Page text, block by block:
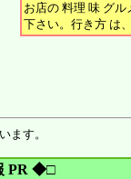
お店の 料理 味 グ
下さい。行き方 は
ます。
PR ◆□